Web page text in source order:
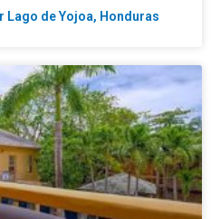
Lago de Yojoa, Honduras